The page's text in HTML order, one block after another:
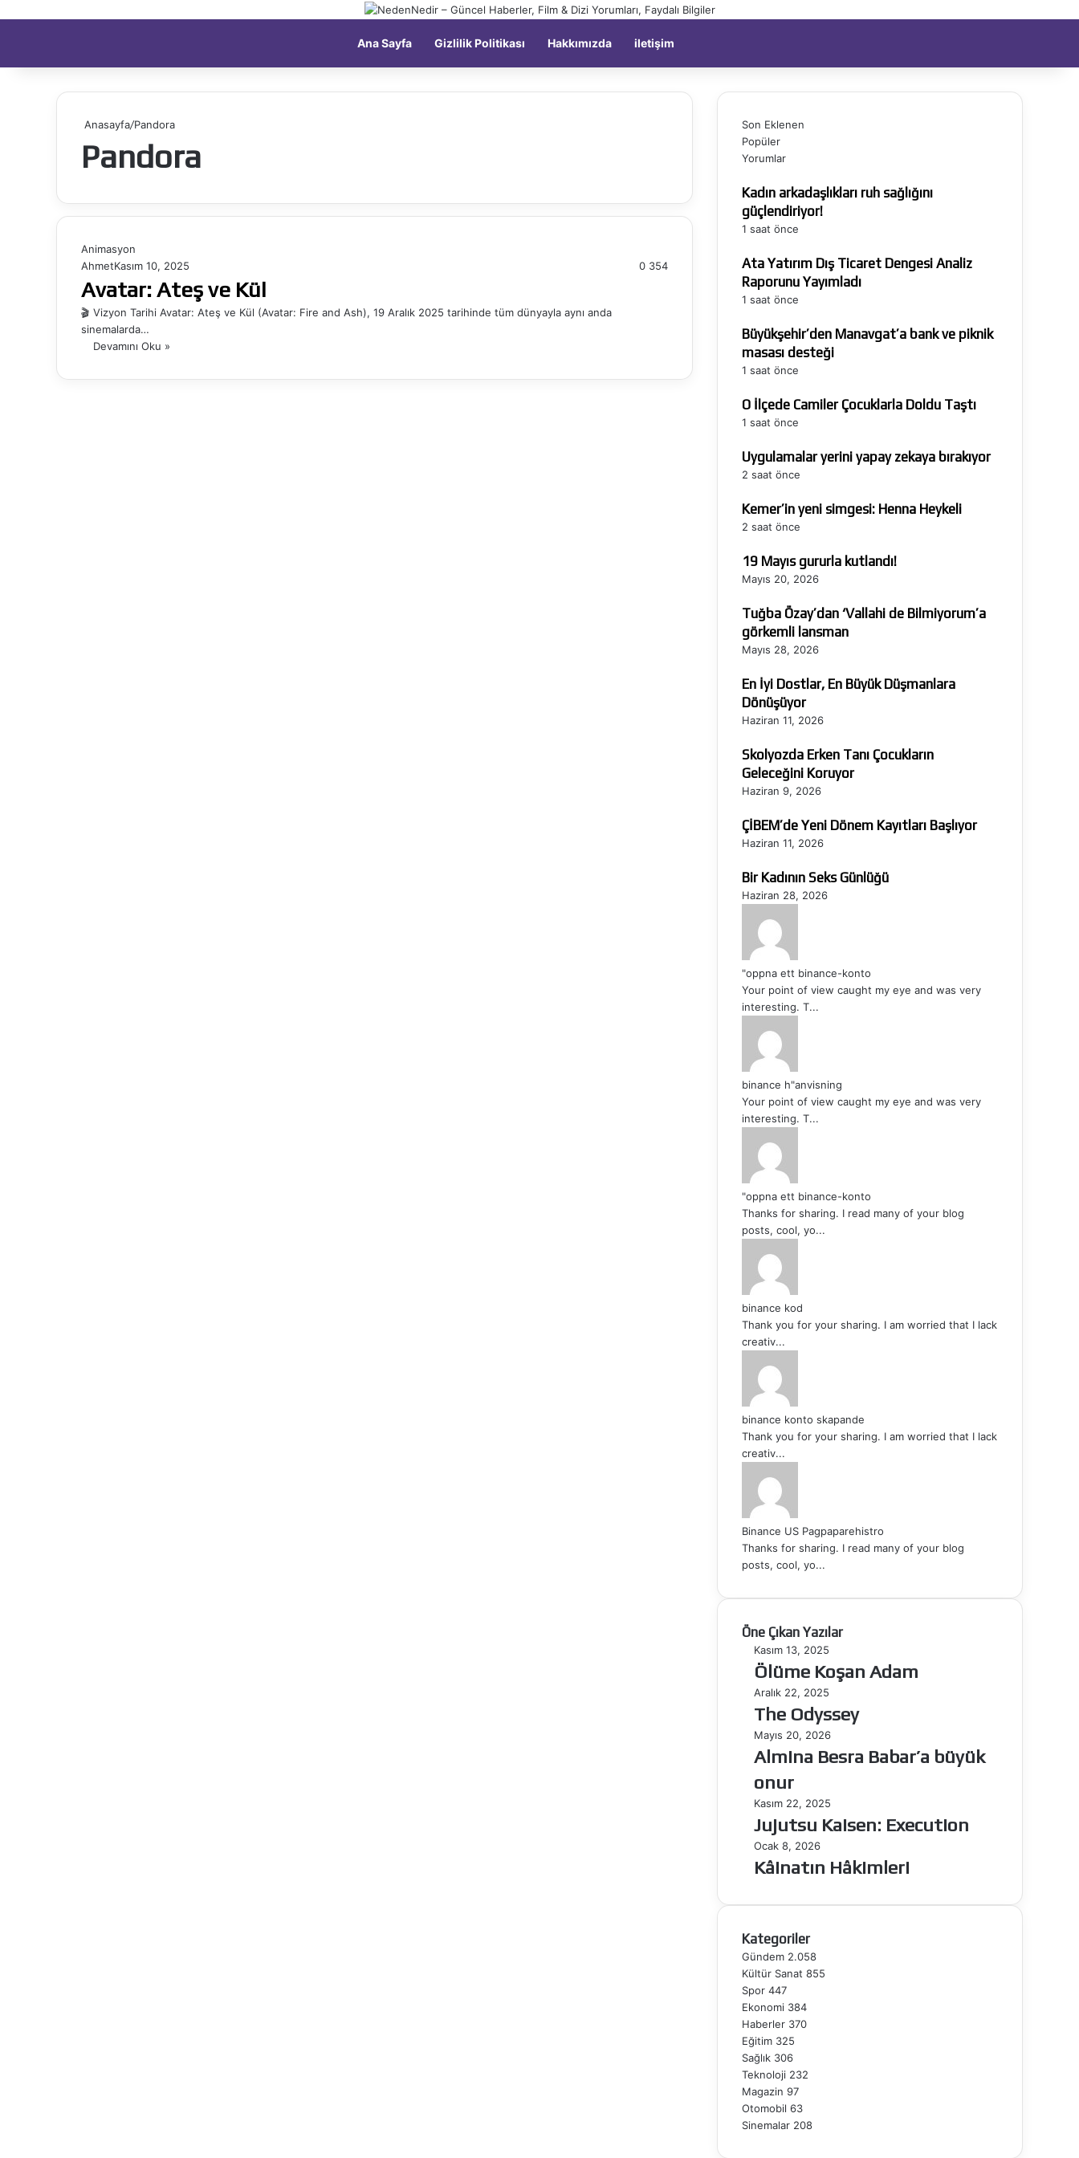
Ana Sayfa Gizlilik Politikası Hakkımızda iletişim
Anasayfa/Pandora
Pandora
Animasyon
AhmetKasım 10, 2025 0354
Avatar: Ateş ve Kül
🎬 Vizyon Tarihi Avatar: Ateş ve Kül (Avatar: Fire and Ash), 19 Aralık 2025 tarihinde tüm dünyayla aynı anda
sinemalarda…
Devamını Oku »
Son Eklenen
Popüler
Yorumlar
Kadın arkadaşlıkları ruh sağlığını
güçlendiriyor!
1 saat önce
Ata Yatırım Dış Ticaret Dengesi Analiz
Raporunu Yayımladı
1 saat önce
Büyükşehir’den Manavgat’a bank ve piknik
masası desteği
1 saat önce
O İlçede Camiler Çocuklarla Doldu Taştı
1 saat önce
Uygulamalar yerini yapay zekaya bırakıyor
2 saat önce
Kemer’in yeni simgesi: Henna Heykeli
2 saat önce
19 Mayıs gururla kutlandı!
Mayıs 20, 2026
Tuğba Özay’dan ‘Vallahi de Bilmiyorum’a
görkemli lansman
Mayıs 28, 2026
En İyi Dostlar, En Büyük Düşmanlara
Dönüşüyor
Haziran 11, 2026
Skolyozda Erken Tanı Çocukların
Geleceğini Koruyor
Haziran 9, 2026
ÇİBEM’de Yeni Dönem Kayıtları Başlıyor
Haziran 11, 2026
Bir Kadının Seks Günlüğü
Haziran 28, 2026
"oppna ett binance-konto
Your point of view caught my eye and was very
interesting. T...
binance h"anvisning
Your point of view caught my eye and was very
interesting. T...
"oppna ett binance-konto
Thanks for sharing. I read many of your blog
posts, cool, yo...
binance kod
Thank you for your sharing. I am worried that I lack
creativ...
binance konto skapande
Thank you for your sharing. I am worried that I lack
creativ...
Binance US Pagpaparehistro
Thanks for sharing. I read many of your blog
posts, cool, yo...
Öne Çıkan Yazılar
Ölüme
Koşan
Kasım 13, 2025
Ölüme Koşan Adam
The
Odyssey
Aralık 22, 2025
The Odyssey
Almina
Besra
büyük
onur
Mayıs 20, 2026
Almina Besra Babar’a büyük
onur
Jujutsu
Kaisen:
Execution
Kasım 22, 2025
Jujutsu Kaisen: Execution
Kâinatın
Hâkimleri
Ocak 8, 2026
Kâinatın Hâkimleri
Kategoriler
Gündem 2.058
Kültür Sanat 855
Spor 447
Ekonomi 384
Haberler 370
Eğitim 325
Sağlık 306
Teknoloji 232
Magazin 97
Otomobil 63
Sinemalar 208